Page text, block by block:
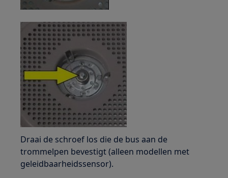
Draai de schroef los die de bus aan de
trommelpen bevestigt (alleen modellen met
geleidbaarheidssensor).